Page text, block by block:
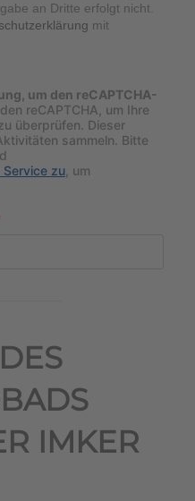
an Dritte erfolgt nicht.
mit
um den reCAPTCHA-
reCAPTCHA, um Ihre
überprüfen. Dieser
sammeln. Bitte
zu , um
IMKER